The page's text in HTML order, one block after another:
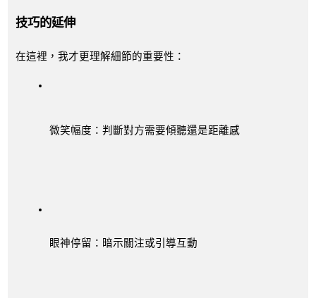
技巧的延伸
在這裡，我才更理解細節的重要性：
微笑幅度：判斷對方需要傾聽還是距離感
眼神停留：暗示關注或引導互動